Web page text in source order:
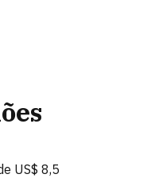
US$ 8,5